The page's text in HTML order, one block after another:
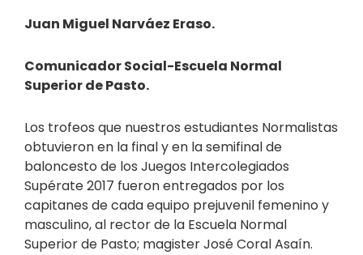
Juan Miguel Narváez Eraso.
Comunicador Social-Escuela Normal
Superior de Pasto.
Los trofeos que nuestros estudiantes Normalistas
obtuvieron en la final y en la semifinal de
baloncesto de los Juegos Intercolegiados
Supérate 2017 fueron entregados por los
capitanes de cada equipo prejuvenil femenino y
masculino, al rector de la Escuela Normal
Superior de Pasto; magister José Coral Asaín.